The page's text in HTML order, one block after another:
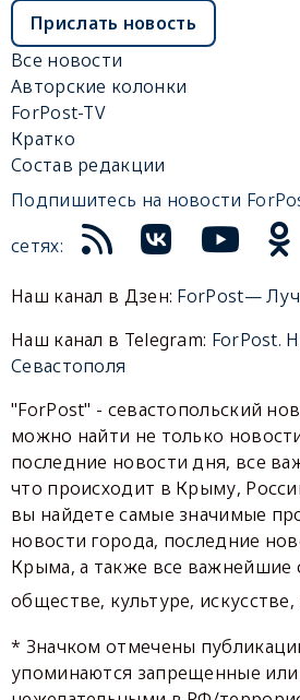
Прислать новость
Все новости
Авторские колонки
ForPost-TV
Кратко
Состав редакции
Подпишитесь на новости
сетях:
Наш канал в Дзен: ForPost—
Наш канал в Telegram: ForPost.
Севастополя
"ForPost" - севастопольский
можно найти не только
последние новости дня, все
что происходит в Крыму,
вы найдете самые значимые
новости города, последние
Крыма, а также все важнейшие
обществе, культуре,
* Значком отмечены
упоминаются запрещенные